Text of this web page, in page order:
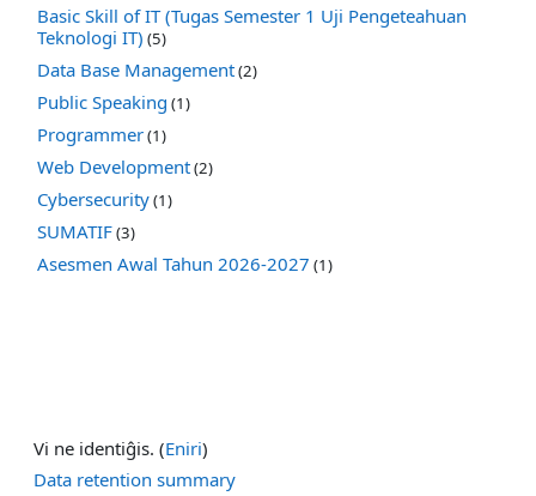
Basic Skill of IT (Tugas Semester 1 Uji Pengeteahuan
Teknologi IT) (5)
Data Base Management(2)
Public Speaking (1)
Programmer(1)
Web Development(2)
Cybersecurity(1)
SUMATIF(3)
Asesmen Awal Tahun 2026-2027 (1)
Vi ne identiĝis. (Eniri)
Data retention summary